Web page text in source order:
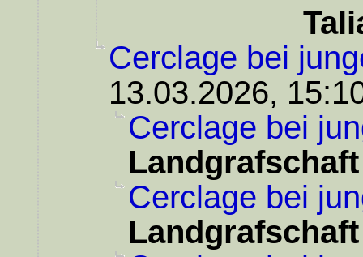
Cerclage bei
13.03.2026,
Cerclage bei
Landgrafschaft
Cerclage bei
Landgrafschaft